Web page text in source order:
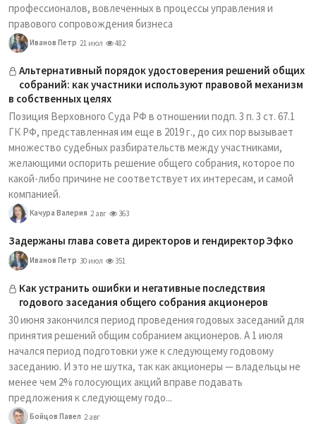
профессионалов, вовлеченных в процессы управления и
правового сопровождения бизнеса
Иванов Петр 21 июл 482
Альтернативный порядок удостоверения решений общих
собраний: как участники используют правовой механизм
в собственных целях
Позиция Верховного Суда РФ в отношении подп. 3 п. 3 ст. 67.1
ГК РФ, представленная им еще в 2019 г., до сих пор вызывает
множество судебных разбирательств между участниками,
желающими оспорить решение общего собрания, которое по
какой-либо причине не соответствует их интересам, и самой
компанией.
Качура Валерия 2 авг 363
Задержаны глава совета директоров и гендиректор Эфко
Иванов Петр 30 июл 351
Как устранить ошибки и негативные последствия
годового заседания общего собрания акционеров
30 июня закончился период проведения годовых заседаний для
принятия решений общим собранием акционеров. А 1 июля
начался период подготовки уже к следующему годовому
заседанию. И это не шутка, так как акционеры — владельцы не
менее чем 2% голосующих акций вправе подавать
предложения к следующему годо...
Бойцов Павел 2 авг